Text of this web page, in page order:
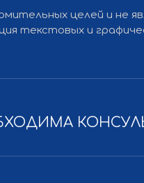
целей и не
текстовых и